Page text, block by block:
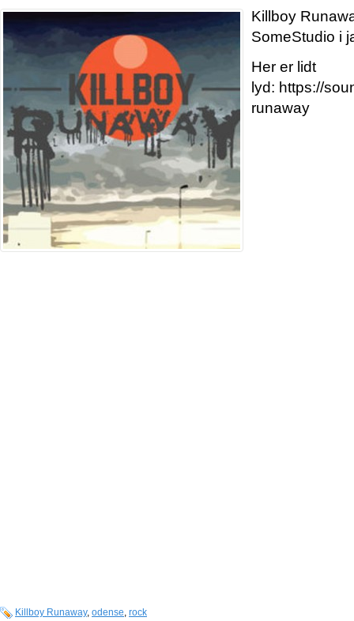
Killboy
SomeStudio i
Her er lidt
lyd: https://
runaway
Killboy Runaway, odense, rock